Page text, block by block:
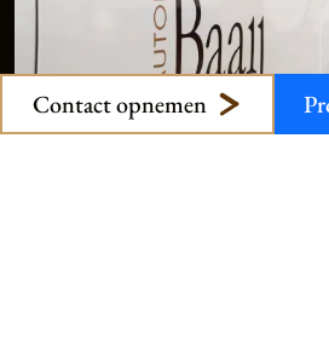
Contact opnemen
Plan uw
Onze occasions